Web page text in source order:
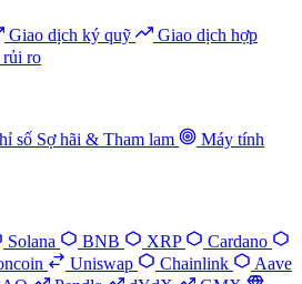
Giao dịch ký quỹ
Giao dịch hợp
ro
số Sợ hãi & Tham lam
Máy tính
Solana BNB XRP
Cardano
Uniswap Chainlink
Aave